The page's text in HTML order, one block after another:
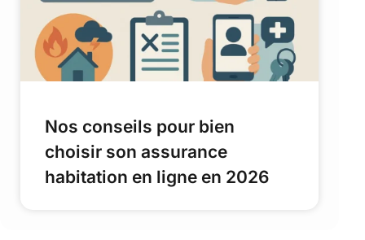
Nos conseils pour bien
choisir son assurance
habitation en ligne en 2026